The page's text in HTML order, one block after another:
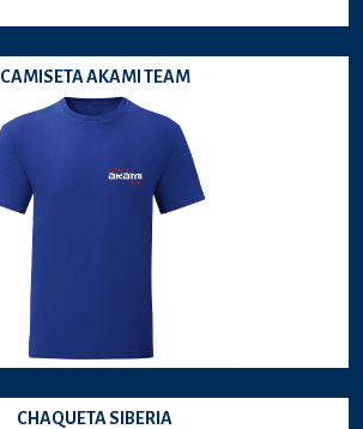
CAMISETA AKAMI TEAM
CHAQUETA SIBERIA